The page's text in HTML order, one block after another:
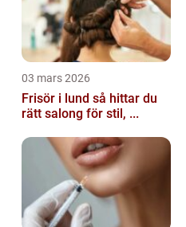
03 mars 2026
Frisör i lund så hittar du
rätt salong för stil, ...